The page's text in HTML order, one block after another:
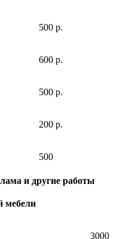
500 р.
600 р.
500 р.
200 р.
500
и другие работы
мебели
3000